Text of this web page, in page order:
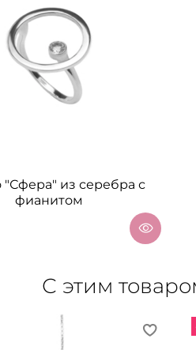
"Сфера" из серебра с
фианитом
С этим